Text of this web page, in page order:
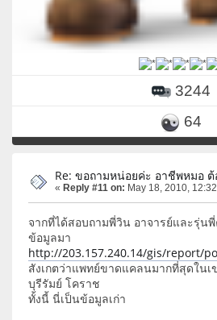
3244
64
Re: ขอถามหน่อยค่ะ อาชีพหมอ
« Reply #11 on: May 18, 2010,
จากที่ได้สอบถามพี่วิน อาจารย์และรุ่น
ข้อมูลมา
http://203.157.240.14/gis/report/
สังเกตว่าแพทย์ขาดแคลนมากที่สุดใน
บุรีรัมย์ โคราช
ทั้งนี้ นี่เป็นข้อมูลเก่า